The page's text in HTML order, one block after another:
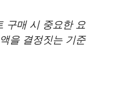
구매 시 중요한 요
을 결정짓는 기준